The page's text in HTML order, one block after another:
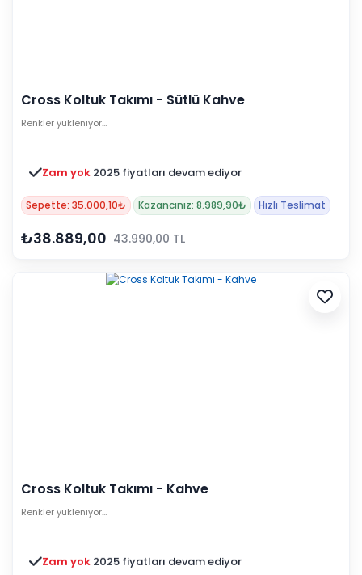
Cross Koltuk Takımı - Sütlü Kahve
Renkler yükleniyor…
Zam yok 2025 fiyatları devam ediyor
Sepette: 35.000,10₺ Kazancınız: 8.989,90₺ Hızlı Teslimat
₺38.889,00 43.990,00 TL
Cross Koltuk Takımı - Kahve
Renkler yükleniyor…
Zam yok 2025 fiyatları devam ediyor